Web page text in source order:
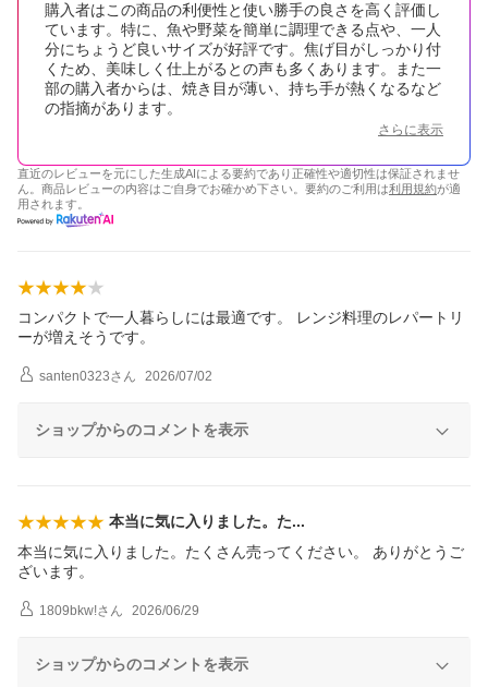
購入者はこの商品の利便性と使い勝手の良さを高く評価し
ています。特に、魚や野菜を簡単に調理できる点や、一人
分にちょうど良いサイズが好評です。焦げ目がしっかり付
くため、美味しく仕上がるとの声も多くあります。また一
部の購入者からは、焼き目が薄い、持ち手が熱くなるなど
の指摘があります。
さらに表示
直近のレビューを元にした生成AIによる要約であり正確性や適切性は保証されませ
ん。商品レビューの内容はご自身でお確かめ下さい。要約のご利用は利用規約が適
用されます。
コンパクトで一人暮らしには最適です。 レンジ料理のレパートリ
ーが増えそうです。
santen0323さん 2026/07/02
ショップからのコメントを表示
本当に気に入りました。 た
本当に気に入りました。たくさん売ってください。 ありがとうご
ざいます。
1809bkw!さん 2026/06/29
ショップからのコメントを表示